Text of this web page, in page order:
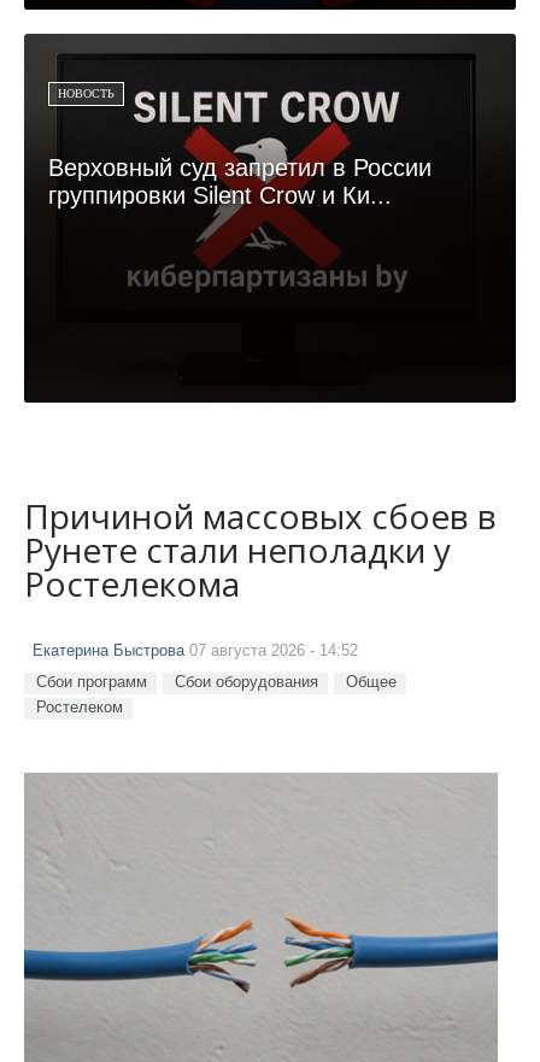
НОВОСТЬ
Верховный суд запретил в России
группировки Silent Crow и Ки...
Причиной массовых сбоев в
Рунете стали неполадки у
Ростелекома
Екатерина Быстрова 07 августа 2026 - 14:52
Сбои программ Сбои оборудования
Общее
Ростелеком